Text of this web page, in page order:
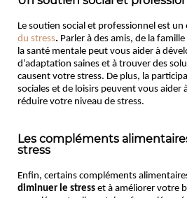
Le soutien social et professionnel est un
du stress. Parler à des amis, de la
la santé mentale peut vous aider à
d’adaptation saines et à trouver des
causent votre stress. De plus, la
sociales et de loisirs peuvent vous aider
réduire votre niveau de stress.
Les compléments
stress
Enfin, certains compléments
diminuer le stress et à améliorer votre